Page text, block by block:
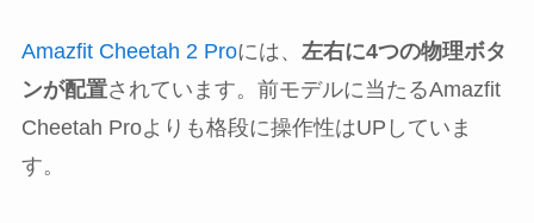
Amazfit Cheetah 2 Proには、 左右に4つの物理ボタ
ンが配置されています。前モデルに当たるAmazfit
Cheetah Proよりも格段に操作性はUPしていま
す。